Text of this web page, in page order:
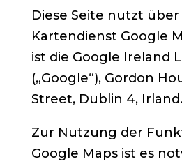
Diese Seite nutzt über
Kartendienst Google
ist die Google Ireland
(„Google“), Gordon
Street, Dublin 4, Irland.
Zur Nutzung der
Google Maps ist es